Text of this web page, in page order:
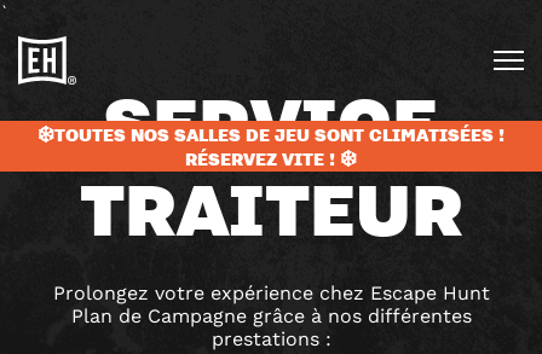
`
❄️TOUTES NOS SALLES DE JEU SONT CLIMATISÉES !
RÉSERVEZ VITE ! ❄️
SERVICE
TRAITEUR
Prolongez votre expérience chez Escape Hunt
Plan de Campagne grâce à nos différentes
prestations :